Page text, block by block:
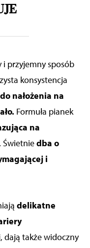
i przyjemny sposób
konsystencja
nałożenia na
Formuła pianek
na
. Świetniedba o
i
delikatne
dają także widoczny